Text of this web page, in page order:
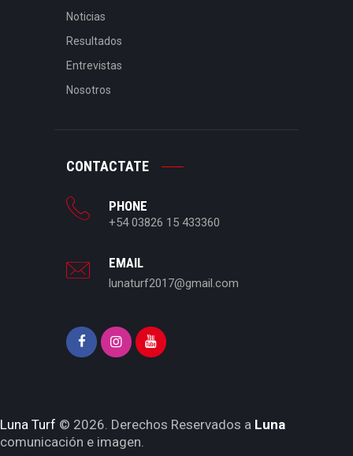
Noticias
Resultados
Entrevistas
Nosotros
CONTACTATE
PHONE
+54 03826 15 433360
EMAIL
lunaturf2017@gmail.com
Luna Turf © 2026. Derechos Reservados a Luna
comunicación e imagen.